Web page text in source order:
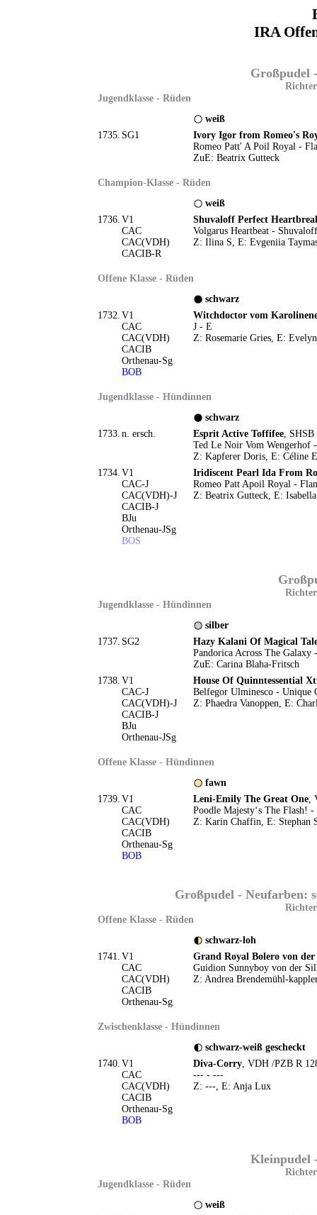
IRA
Großpudel
Jugendklasse - Rüden
weiß
1735. SG1
Ivory Igor from Romeo's
Romeo Patt' A Poil Royal -
ZuE: Beatrix Gutteck
Champion-Klasse - Rüden
weiß
1736. V1
CAC
CAC(VDH)
CACIB-R
Shuvaloff Perfect
Volgarus Heartbeat -
Z: Ilina S, E: Evgeniia
Offene Klasse - Rüden
schwarz
1732. V1
CAC
CAC(VDH)
CACIB
Orthenau-Sg
BOB
Witchdoctor vom
J - E
Z: Rosemarie Gries, E:
Jugendklasse - Hündinnen
schwarz
1733. n. ersch. Esprit Active Toffifee, SHSB
Ted Le Noir Vom Wengerhof
Z: Kapferer Doris, E: Céline
1734. V1
CAC-J
CAC(VDH)-J
CACIB-J
BJu
Orthenau-JSg
BOS
Iridiscent Pearl Ida From
Romeo Patt Apoil Royal -
Z: Beatrix Gutteck, E:
Jugendklasse - Hündinnen
silber
1737. SG2
Hazy Kalani Of Magical
Pandorica Across The Galaxy
ZuE: Carina Blaha-Fritsch
1738. V1
CAC-J
CAC(VDH)-J
CACIB-J
BJu
Orthenau-JSg
House Of Quinntessential
Belfegor Ulminesco - Unique
Z: Phaedra Vanoppen, E:
Offene Klasse - Hündinnen
fawn
1739. V1
CAC
CAC(VDH)
CACIB
Orthenau-Sg
BOB
Leni-Emily The Great One,
Poodle Majesty‘s The Flash!
Z: Karin Chaffin, E: Stephan
Großpudel - Neufarben:
Offene Klasse - Rüden
schwarz-loh
1741. V1
CAC
CAC(VDH)
CACIB
Orthenau-Sg
Grand Royal Bolero von der
Guidion Sunnyboy von der
Z: Andrea Brendemühl-
Zwischenklasse - Hündinnen
schwarz-weiß gescheckt
1740. V1
CAC
CAC(VDH)
CACIB
Orthenau-Sg
BOB
Diva-Corry, VDH /PZB R
--- - ---
Z: ---, E: Anja Lux
Kleinpudel
Jugendklasse - Rüden
weiß